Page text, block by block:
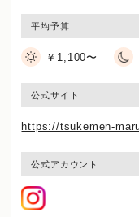
平均予算
￥1,100〜
公式サイト
https://tsukemen-
公式アカウント